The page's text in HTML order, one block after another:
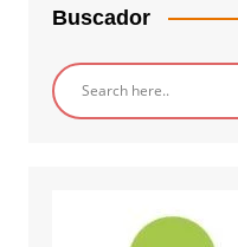
Buscador